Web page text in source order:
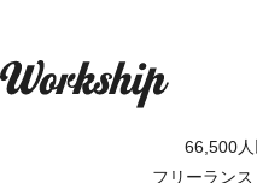
66,500人
フリーラン